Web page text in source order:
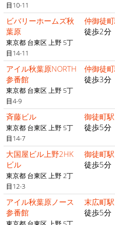
目10-11
ビバリーホームズ秋
葉原
東京都 台東区 上野 5丁
目14-11
仲御徒
徒歩2分
アイル秋葉原NORTH
参番館
東京都 台東区 上野 5丁
目4-9
仲御徒
徒歩3分
斉藤ビル
東京都 台東区 上野 5丁
目14-7
御徒町駅
徒歩5分
大国屋ビル上野2HK
ビル
東京都 台東区 上野 2丁
目12-3
御徒町駅
徒歩5分
アイル秋葉原ノース
参番館
末広町駅
徒歩5分